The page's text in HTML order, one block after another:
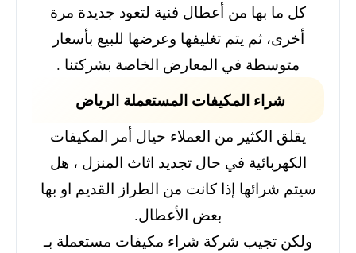
كل ما بها من أعطال فنية لتعود جديدة مرة
أخرى، ثم يتم تغليفها وعرضها للبيع بأسعار
متوسطة في المعارض الخاصة بشركتنا .
شراء المكيفات المستعملة الرياض
يقلق الكثير من العملاء حيال أمر المكيفات
الكهربائية في حال تجديد اثاث المنزل ، هل
سيتم شرائها إذا كانت من الطراز القديم او بها
بعض الأعطال.
ولكن تجيب شركة شراء مكيفات مستعملة بـ